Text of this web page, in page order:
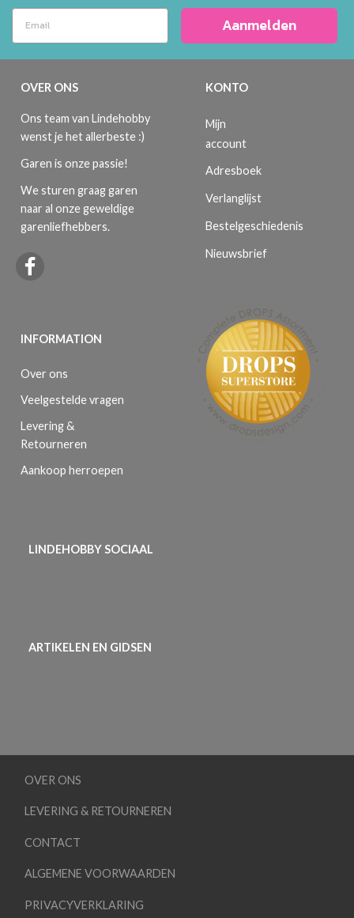
Aanmelden
OVER ONS
Ons team van Lindehobby
wenst je het allerbeste :)
Garen is onze passie!
We sturen graag garen
naar al onze geweldige
garenliefhebbers.
INFORMATION
Over ons
Veelgestelde vragen
Levering &
Retourneren
Aankoop herroepen
KONTO
Mijn
account
Adresboek
Verlanglijst
Bestelgeschiedenis
Nieuwsbrief
LINDEHOBBY SOCIAAL
ARTIKELEN EN GIDSEN
OVER ONS
LEVERING & RETOURNEREN
CONTACT
ALGEMENE VOORWAARDEN
PRIVACYVERKLARING